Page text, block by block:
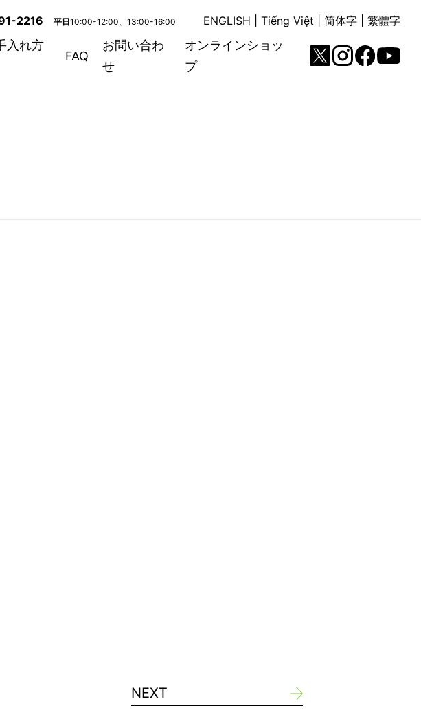
2216 平日10:00-12:00、13:00-16:00 ENGLISH Tiếng Việt 简体字 繁體字
入れ方
FAQ
お問い合わ
せ
オンラインショッ
プ
NEXT